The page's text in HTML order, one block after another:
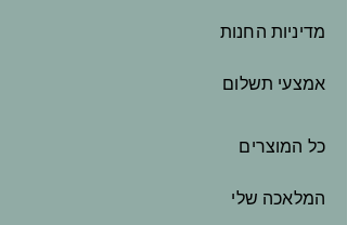
מדיניות החנות
אמצעי תשלום
כל המוצרים
המלאכה שלי